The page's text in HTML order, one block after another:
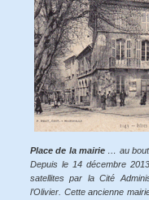
Place de la mairie … au bout
Depuis le 14 décembre
satellites par la Cité
l’Olivier. Cette ancienne